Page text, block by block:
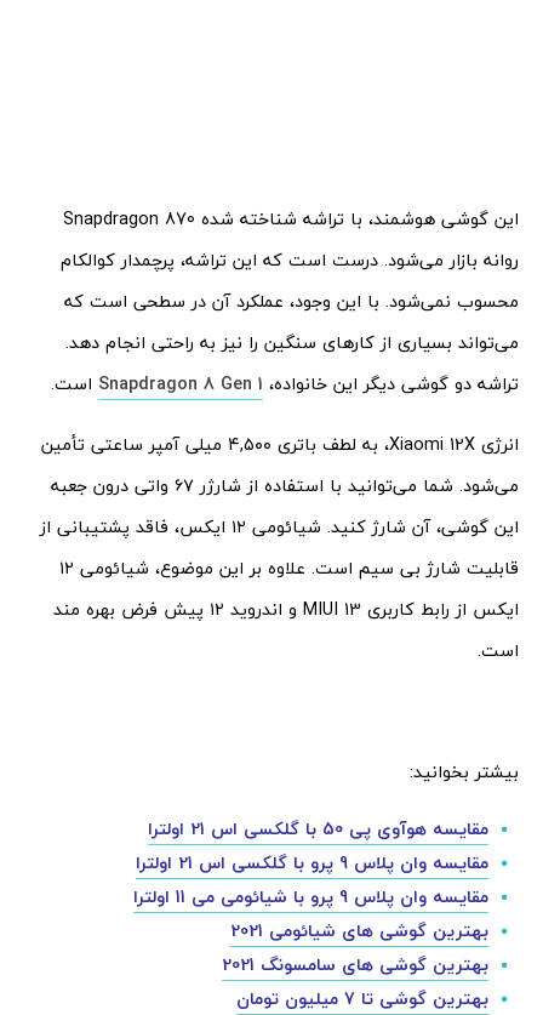
این گوشی هوشمند، با تراشه شناخته شده Snapdragon 870
روانه بازار می‌شود. درست است که این تراشه، پرچمدار کوالکام
محسوب نمی‌شود. با این وجود، عملکرد آن در سطحی است که
می‌تواند بسیاری از کارهای سنگین را نیز به راحتی انجام دهد.
تراشه دو گوشی دیگر این خانواده، Snapdragon 8 Gen 1 است.
انرژی Xiaomi 12X، به لطف باتری ۴,۵۰۰ میلی آمپر ساعتی تأمین
می‌‌شود. شما می‌توانید با استفاده از شارژر ۶۷ واتی درون جعبه
این گوشی، آن شارژ کنید. شیائومی ۱۲ ایکس، فاقد پشتیبانی از
قابلیت شارژ بی سیم است. علاوه بر این موضوع، شیائومی ۱۲
ایکس از رابط کاربری MIUI 13 و اندروید ۱۲ پیش فرض بهره مند
است.
بیشتر بخوانید:
مقایسه هوآوی پی 50 با گلکسی اس 21 اولترا
مقایسه وان پلاس 9 پرو با گلکسی اس 21 اولترا
مقایسه وان پلاس 9 پرو با شیائومی می 11 اولترا
بهترین گوشی های شیائومی 2021
بهترین گوشی های سامسونگ 2021
بهترین گوشی تا 7 میلیون تومان